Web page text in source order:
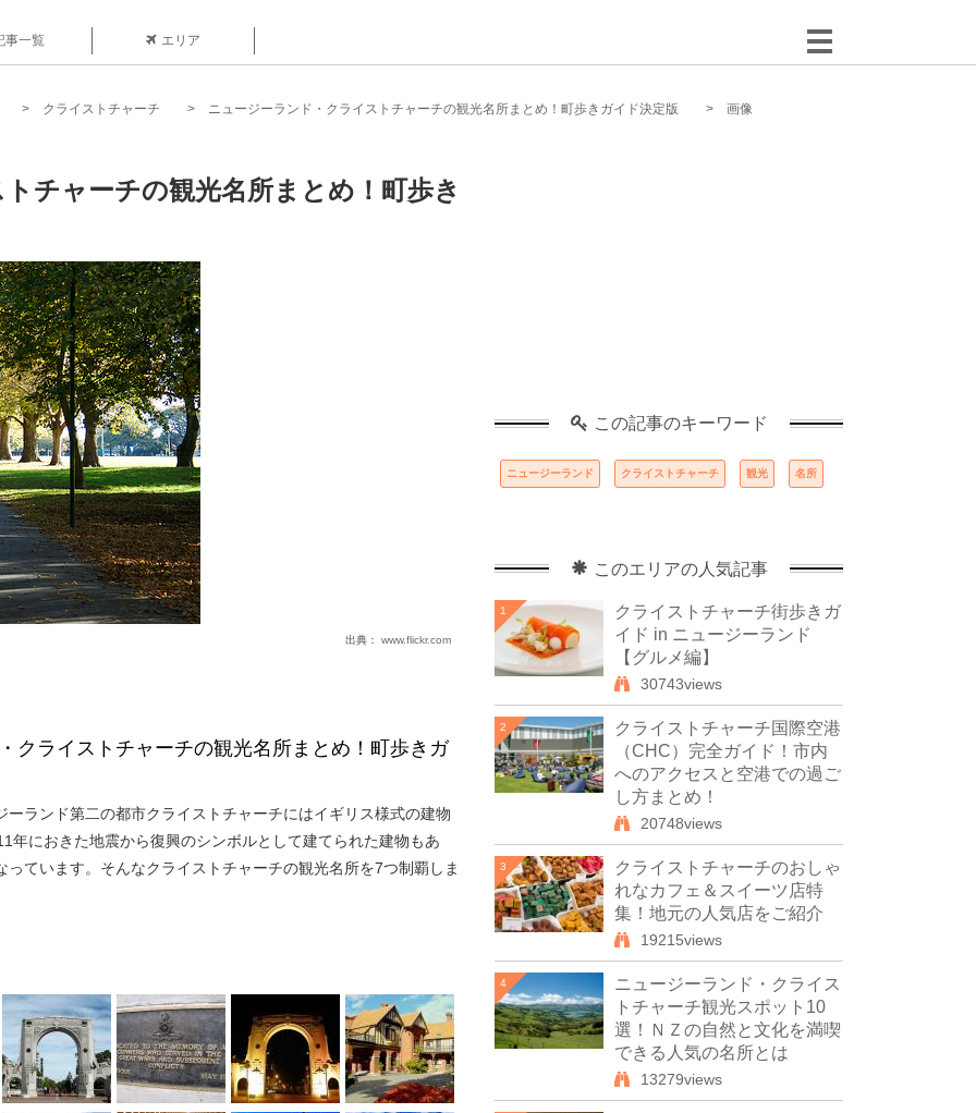
事一覧 エリア
クライストチャーチ ニュージーランド・クライストチャーチの観光名所まとめ！町歩きガイド決定版 画像
チャーチの観光名所まとめ！町歩き
出典： www.flickr.com
クライストチャーチの観光名所まとめ！町歩きガ
ーランド第二の都市クライストチャーチにはイギリス様式の建物
年におきた地震から復興のシンボルとして建てられた建物もあ
っています。そんなクライストチャーチの観光名所を7つ制覇しま
この記事のキーワード
ニュージーランド クライストチャーチ 観光 名所
このエリアの人気記事
1
クライストチャーチ街歩きガ
イド in ニュージーランド
【グルメ編】
30743views
2
クライストチャーチ国際空港
（CHC）完全ガイド！市内
へのアクセスと空港での過ご
し方まとめ！
20748views
3
クライストチャーチのおしゃ
れなカフェ＆スイーツ店特
集！地元の人気店をご紹介
19215views
4
ニュージーランド・クライス
トチャーチ観光スポット10
選！ＮＺの自然と文化を満喫
できる人気の名所とは
13279views